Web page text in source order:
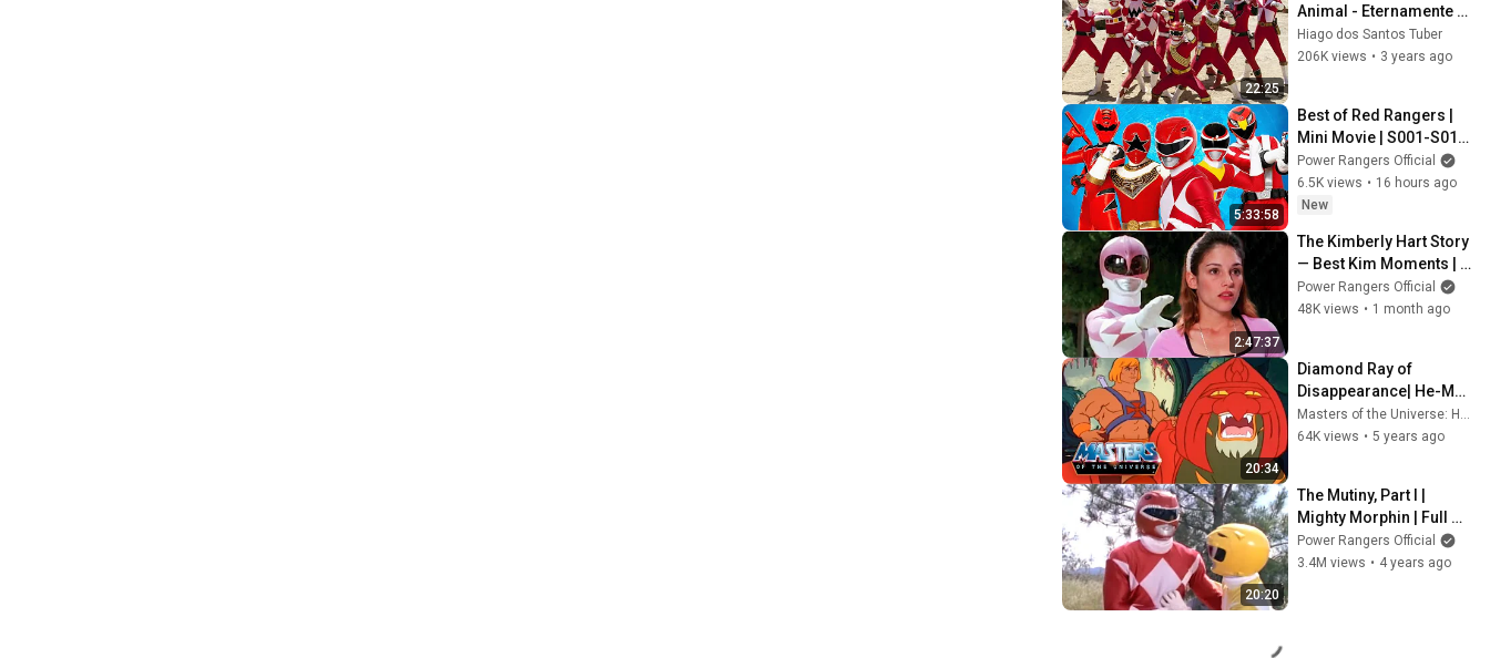
22:25
Animal - Eternamente
Vermelho em Full HD
Hiago dos Santos Tuber
206K views • 3 years ago
5:33:58
Best of Red Rangers |
Mini Movie | S001-S017
| Happy Power Month |
Power Rangers Videos
Power Rangers Official
6.5K views • 16 hours ago
New
2:47:37
The Kimberly Hart Story
— Best Kim Moments |
Mini Movie | Power
Rangers Official
Power Rangers Official
48K views • 1 month ago
20:34
Diamond Ray of
Disappearance| He-Man
Official | He-Man Full
Episode | Cartoons for
64K views • 5 years ago
20:20
The Mutiny, Part I |
Mighty Morphin | Full
Episode | S02 | E01 |
Power Rangers Official
Power Rangers Official
3.4M views • 4 years ago